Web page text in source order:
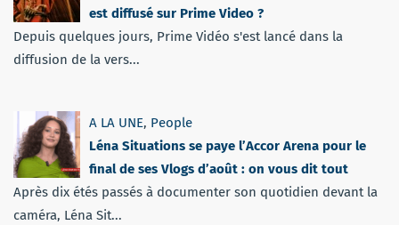
est diffusé sur Prime Video ?
Depuis quelques jours, Prime Vidéo s'est lancé dans la
diffusion de la vers...
A LA UNE, People
Léna Situations se paye l’Accor Arena pour le
final de ses Vlogs d’août : on vous dit tout
Après dix étés passés à documenter son quotidien devant la
caméra, Léna Sit...